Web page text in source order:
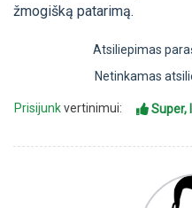
žmogišką patarimą.
Atsiliepimas
Netinkamas
Prisijunkvertinimui: Super,